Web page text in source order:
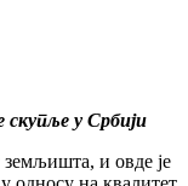
скупље у Србији
и овде је